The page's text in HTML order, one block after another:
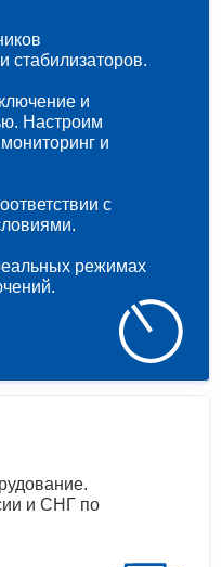
и СНГ по
стабилизаторов.
и
Настроим
и
с
режимах